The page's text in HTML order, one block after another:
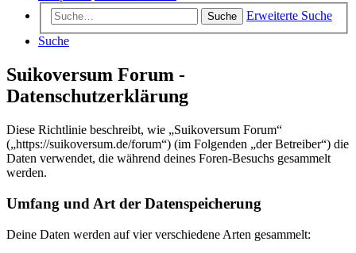
Suche
Erweiterte Suche
Suche
Suikoversum Forum -
Datenschutzerklärung
Diese Richtlinie beschreibt, wie „Suikoversum Forum“
(„https://suikoversum.de/forum“) (im Folgenden „der Betreiber“) die
Daten verwendet, die während deines Foren-Besuchs gesammelt
werden.
Umfang und Art der Datenspeicherung
Deine Daten werden auf vier verschiedene Arten gesammelt: